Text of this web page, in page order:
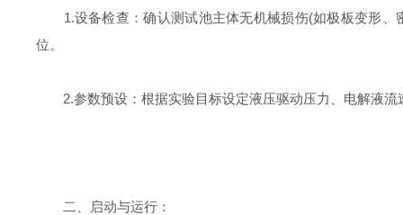
1.设备检查：确认测试池主体无机械损伤(如极板变形、
位。
2.参数预设：根据实验目标设定液压驱动压力、电解液流
二、启动与运行：